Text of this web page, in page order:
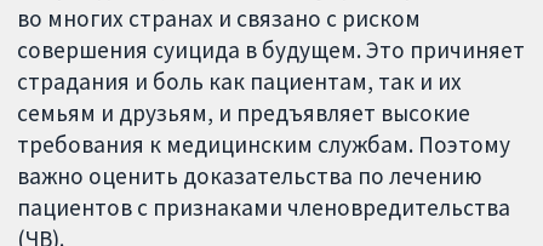
во многих странах и связано с риском
совершения суицида в будущем. Это причиняет
страдания и боль как пациентам, так и их
семьям и друзьям, и предъявляет высокие
требования к медицинским службам. Поэтому
важно оценить доказательства по лечению
пациентов с признаками членовредительства
(ЧВ).